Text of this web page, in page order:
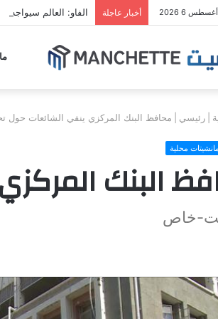
6 2026 أخبار عاجلة الفاو: العالم سيواجه
رئيسي محافظ البنك المركزي ينفي الشائعات حول
مانشيتات محلية
البنك
خاص